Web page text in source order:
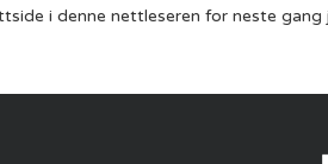
i denne nettleseren for neste gang